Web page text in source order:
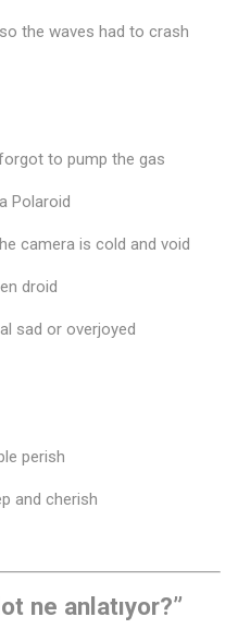
the waves had to crash
to pump the gas
Polaroid
camera is cold and void
droid
sad or overjoyed
perish
and cherish
ne anlatıyor?”